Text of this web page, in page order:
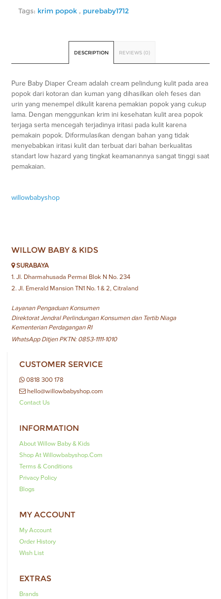
Tags: krim popok , purebaby1712
DESCRIPTION REVIEWS (0)
Pure Baby Diaper Cream adalah cream pelindung kulit pada area
popok dari kotoran dan kuman yang dihasilkan oleh feses dan
urin yang menempel dikulit karena pemakian popok yang cukup
lama. Dengan menggunkan krim ini kesehatan kulit area popok
terjaga serta mencegah terjadinya iritasi pada kulit karena
pemakain popok. Diformulasikan dengan bahan yang tidak
menyebabkan iritasi kulit dan terbuat dari bahan berkualitas
standart low hazard yang tingkat keamanannya sangat tinggi saat
pemakaian.
willowbabyshop
WILLOW BABY & KIDS
SURABAYA
1. Jl. Dharmahusada Permai Blok N No. 234
2. Jl. Emerald Mansion TN1 No. 1 & 2, Citraland
Layanan Pengaduan Konsumen
Direktorat Jendral Perlindungan Konsumen dan Tertib Niaga
Kementerian Perdagangan RI
WhatsApp Ditjen PKTN: 0853-1111-1010
CUSTOMER SERVICE
0818 300 178
hello@willowbabyshop.com
Contact Us
INFORMATION
About Willow Baby & Kids
Shop At Willowbabyshop.com
Terms & Conditions
Privacy Policy
Blogs
MY ACCOUNT
My Account
Order History
Wish List
EXTRAS
Brands